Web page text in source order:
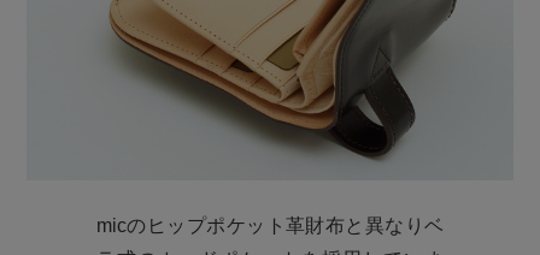
micのヒップポケット革財布と異なりベ